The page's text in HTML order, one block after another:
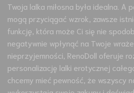
Twoja lalka miłosna była idealna. A
mogą przyciągać wzrok, zawsze
funkcję, która może Ci się nie
negatywnie wpłynąć na Twoje
nieprzyjemności, RenoDoll oferuje
personalizację lalki erotycznej
chcemy mieć pewność, że wszyscy